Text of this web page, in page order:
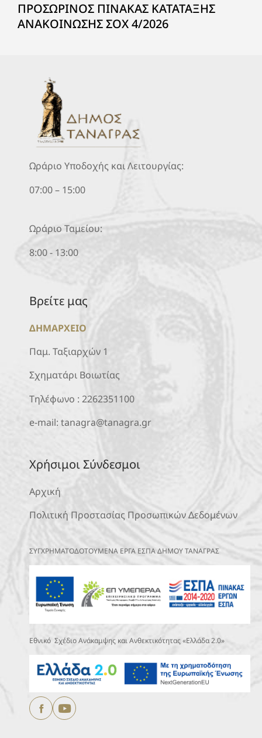
ΠΡΟΣΩΡΙΝΟΣ ΠΙΝΑΚΑΣ ΚΑΤΑΤΑΞΗΣ
ΑΝΑΚΟΙΝΩΣΗΣ ΣΟΧ 4/2026
Ωράριο Υποδοχής και Λειτουργίας:
07:00 – 15:00
Ωράριο Ταμείου:
8:00 - 13:00
Βρείτε μας
ΔΗΜΑΡΧΕΙΟ
Παμ. Ταξιαρχών 1
Σχηματάρι Βοιωτίας
Τηλέφωνο : 2262351100
e-mail: tanagra@tanagra.gr
Χρήσιμοι Σύνδεσμοι
Αρχική
Πολιτική Προστασίας Προσωπικών Δεδομένων
ΣΥΓΧΡΗΜΑΤΟΔΟΤΟΥΜΕΝΑ ΕΡΓΑ ΕΣΠΑ ΔΗΜΟΥ ΤΑΝΑΓΡΑΣ
Εθνικό Σχέδιο Ανάκαμψης και Ανθεκτικότητας «Ελλάδα 2.0»